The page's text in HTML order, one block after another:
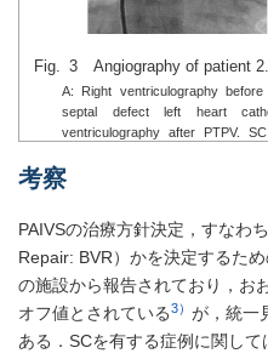
Fig. 3 Angiography of patient
A: Right ventriculography
septal defect left heart
ventriculography after PTPV.
考察
PAIVSの治療方針決定，すなわ
Repair: BVR）かを決定するた
の施設から報告されており，お
オフ値とされている3） が，統一
ある．SCを有する症例に関し